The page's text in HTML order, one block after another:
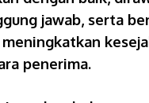
jawab, serta
penerima.